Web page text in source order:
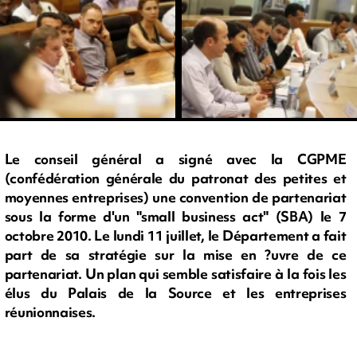
Le conseil général a signé avec la CGPME
(confédération générale du patronat des petites et
moyennes entreprises) une convention de partenariat
sous la forme d'un "small business act" (SBA) le 7
octobre 2010. Le lundi 11 juillet, le Département a fait
part de sa stratégie sur la mise en ?uvre de ce
partenariat. Un plan qui semble satisfaire à la fois les
élus du Palais de la Source et les entreprises
réunionnaises.